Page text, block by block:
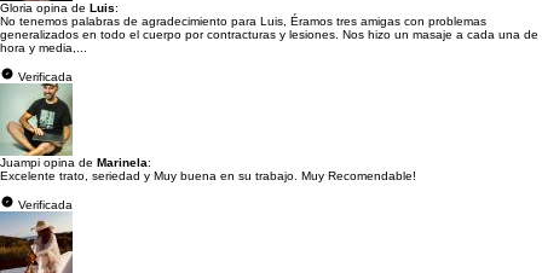
Gloria opina de Luis:
No tenemos palabras de agradecimiento para Luis, Éramos tres amigas con problemas
generalizados en todo el cuerpo por contracturas y lesiones. Nos hizo un masaje a cada una de
hora y media,...
Verificada
Juampi opina de Marinela:
Excelente trato, seriedad y Muy buena en su trabajo. Muy Recomendable!
Verificada